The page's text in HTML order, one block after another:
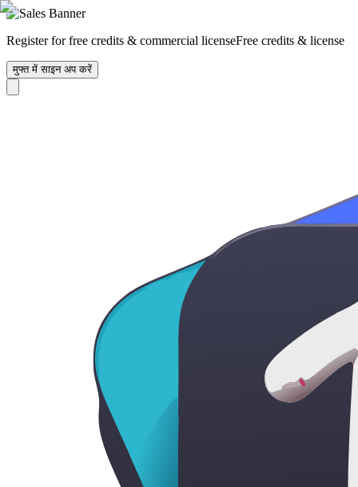
Register for free credits & commercial licenseFree credits & license
मुफ्त में साइन अप करें